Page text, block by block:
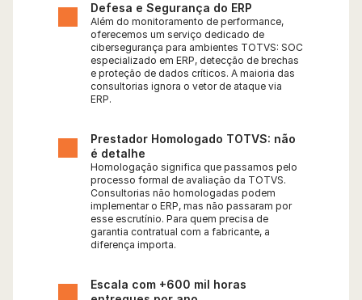
Defesa e Segurança do ERP
Além do monitoramento de performance,
oferecemos um serviço dedicado de
cibersegurança para ambientes TOTVS: SOC
especializado em ERP, detecção de brechas
e proteção de dados críticos. A maioria das
consultorias ignora o vetor de ataque via
ERP.
Prestador Homologado TOTVS: não
é detalhe
Homologação significa que passamos pelo
processo formal de avaliação da TOTVS.
Consultorias não homologadas podem
implementar o ERP, mas não passaram por
esse escrutínio. Para quem precisa de
garantia contratual com a fabricante, a
diferença importa.
Escala com +600 mil horas